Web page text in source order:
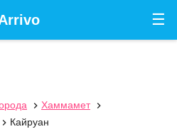
☰
 Хаммамет

 Кайруан